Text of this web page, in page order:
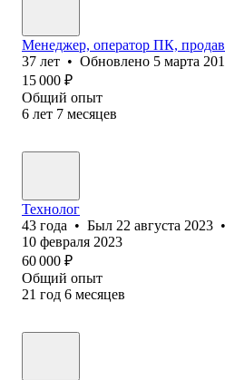
Менеджер, оператор ПК,
37 лет • Обновлено 5 марта
15 000 ₽
Общий опыт
6 лет 7 месяцев
Технолог
43 года • Был 22 августа 2023 •
10 февраля 2023
60 000 ₽
Общий опыт
21 год 6 месяцев